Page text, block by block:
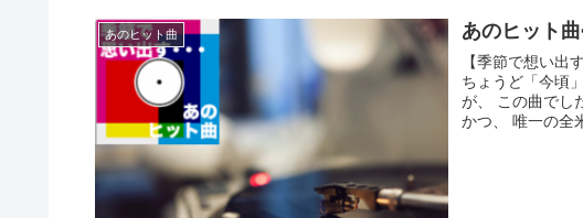
あのヒット曲 あのヒット
【季節で想い出
ちょうど「今頃
が、 この曲でし
かつ、 唯一の全